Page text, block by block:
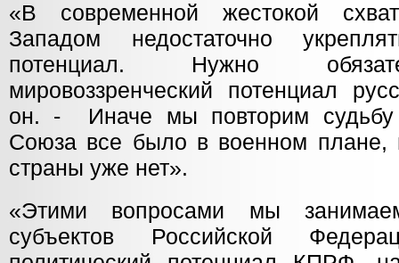
«В современной жестокой
Западом недостаточно
потенциал. Нужно
мировоззренческий потенциал
он. - Иначе мы повторим судьбу
Союза все было в военном плане,
страны уже нет».
«Этими вопросами мы
субъектов Российской